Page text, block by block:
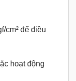
cm² để điều
hoạt động